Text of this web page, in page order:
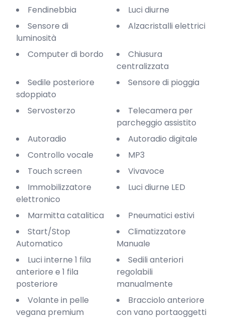
Fendinebbia
Luci diurne
Sensore di
luminosità
Alzacristalli elettrici
Computer di bordo
Chiusura
centralizzata
Sedile posteriore
sdoppiato
Sensore di pioggia
Servosterzo
Telecamera per
parcheggio assistito
Autoradio
Autoradio digitale
Controllo vocale
MP3
Touch screen
Vivavoce
Immobilizzatore
elettronico
Luci diurne LED
Marmitta catalitica
Pneumatici estivi
Start/Stop
Automatico
Climatizzatore
Manuale
Luci interne 1 fila
anteriore e 1 fila
posteriore
Sedili anteriori
regolabili
manualmente
Volante in pelle
vegana premium
Bracciolo anteriore
con vano portaoggetti